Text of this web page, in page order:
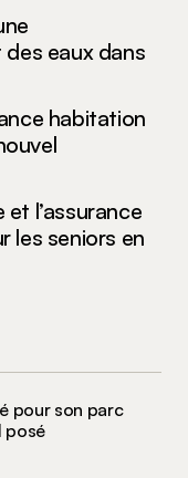
eaux dans
habitation
et l’assurance
les seniors en
pour son parc
posé